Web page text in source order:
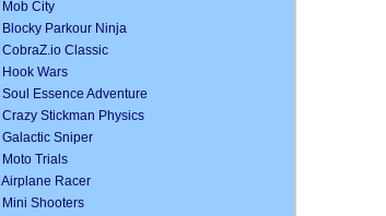
Mob City
Blocky Parkour Ninja
CobraZ.io Classic
Hook Wars
Soul Essence Adventure
Crazy Stickman Physics
Galactic Sniper
Moto Trials
Airplane Racer
Mini Shooters